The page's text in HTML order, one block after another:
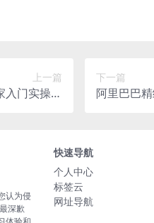
上一篇
入门实操指
下一篇
阿里巴巴
认为侵
深歉
快速导航
个人中心
标签云
网址导航